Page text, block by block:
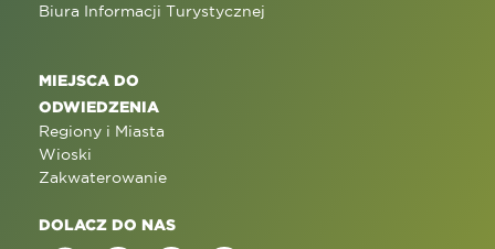
Biura Informacji Turystycznej
MIEJSCA DO
ODWIEDZENIA
Regiony i Miasta
Wioski
Zakwaterowanie
DOLACZ DO NAS